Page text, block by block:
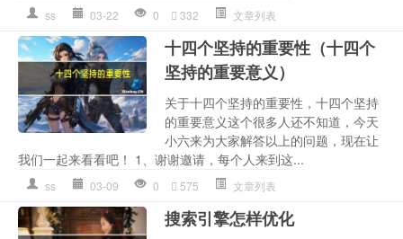
ss 03-22 0 332 文章列表
十四个坚持的重要性（十四个
坚持的重要意义）
关于十四个坚持的重要性，十四个坚持
的重要意义这个很多人还不知道，今天
小六来为大家解答以上的问题，现在让
我们一起来看看吧！ 1、谢谢邀请，每个人来到这...
ss 03-09 0 575 文章列表
搜索引擎怎样优化